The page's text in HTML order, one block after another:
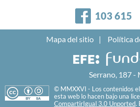
Facebook
103 615
Mapa del sitio Política
Serrano, 187
© MMXXVI - Los contenidos
esta web lo hacen bajo una
CompartirIgual 3.0 Unported.